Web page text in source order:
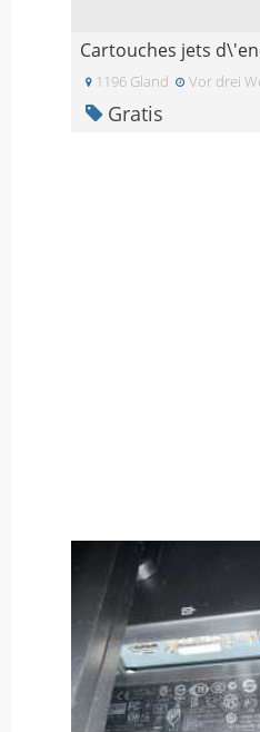
Cartouches jets
1196 Gland Vor drei
Gratis